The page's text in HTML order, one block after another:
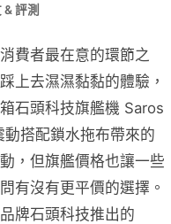
& 評測
費者最在意的環節之
上去濕濕黏黏的體驗，
石頭科技旗艦機 Saros
搭配鎖水拖布帶來的
，但旗艦價格也讓一些
有沒有更平價的選擇。
牌石頭科技推出的